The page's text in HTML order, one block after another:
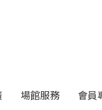
中心
場館服務 會員